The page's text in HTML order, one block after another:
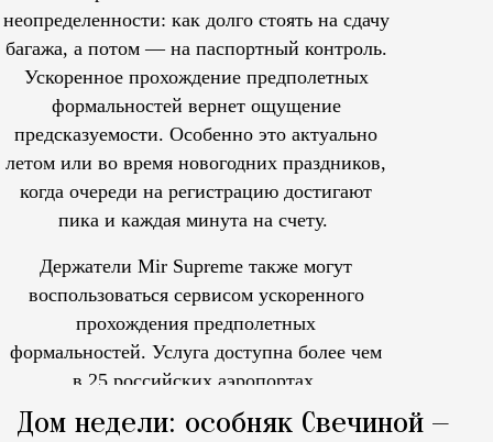
неопределенности: как долго стоять на сдачу
багажа, а потом — на паспортный контроль.
Ускоренное прохождение предполетных
формальностей вернет ощущение
предсказуемости. Особенно это актуально
летом или во время новогодних праздников,
когда очереди на регистрацию достигают
пика и каждая минута на счету.
Держатели Mir Supreme также могут
воспользоваться сервисом ускоренного
прохождения предполетных
формальностей. Услуга доступна более чем
в 25 российских аэропортах.
Дом недели: особняк Свечиной —